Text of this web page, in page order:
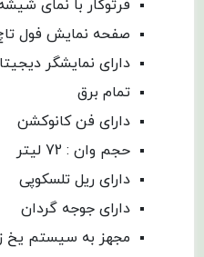
فرتوکار با نمای
صفحه نمایش فول
دارای نمایشگر
تمام برق
دارای فن کانوکشن
حجم وان : 72 لیتر
دارای ریل تلسکوپی
دارای جوجه گردان
مجهز به سیستم یخ